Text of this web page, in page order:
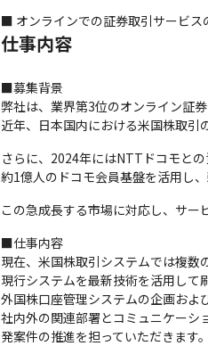
■ オンラインでの証券取引サービス
仕事内容
■募集背景
弊社は、業界第3位のオンライン証
近年、日本国内における米国株取引
さらに、2024年にはNTTドコモとの
約1億人のドコモ会員基盤を活用し
この急成長する市場に対応し、サー
■仕事内容
現在、米国株取引システムでは複数
現行システムを最新技術を活用して
外国株口座管理システムの企画およ
社内外の関連部署とコミュニケーシ
発案件の推進を担っていただきます。